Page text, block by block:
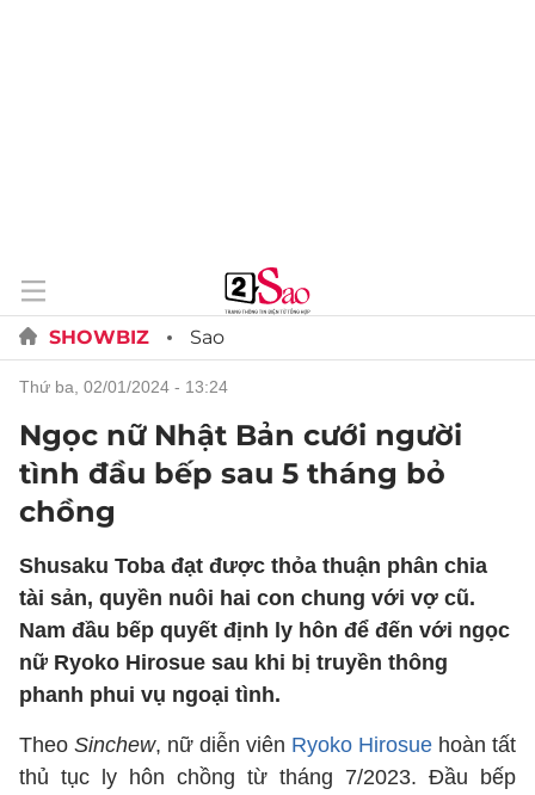
SHOWBIZ Sao
thứ ba, 02/01/2024 - 13:24
Ngọc nữ Nhật Bản cưới người
tình đầu bếp sau 5 tháng bỏ
chồng
Shusaku Toba đạt được thỏa thuận phân chia
tài sản, quyền nuôi hai con chung với vợ cũ.
Nam đầu bếp quyết định ly hôn để đến với ngọc
nữ Ryoko Hirosue sau khi bị truyền thông
phanh phui vụ ngoại tình.
Theo Sinchew, nữ diễn viên Ryoko Hirosue hoàn tất
thủ tục ly hôn chồng từ tháng 7/2023. Đầu bếp